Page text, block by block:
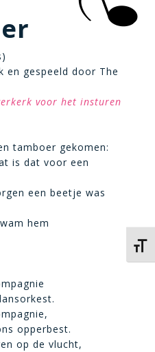
en gespeeld door The
voor het insturen
tamboer gekomen:
is dat voor een
een beetje was
hem
opperbest.
op de vlucht,